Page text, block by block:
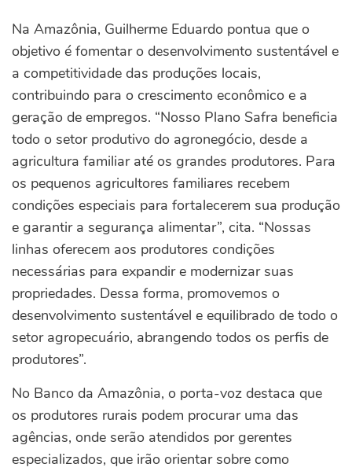
Na Amazônia, Guilherme Eduardo pontua que o
objetivo é fomentar o desenvolvimento sustentável e
a competitividade das produções locais,
contribuindo para o crescimento econômico e a
geração de empregos. “Nosso Plano Safra beneficia
todo o setor produtivo do agronegócio, desde a
agricultura familiar até os grandes produtores. Para
os pequenos agricultores familiares recebem
condições especiais para fortalecerem sua produção
e garantir a segurança alimentar”, cita. “Nossas
linhas oferecem aos produtores condições
necessárias para expandir e modernizar suas
propriedades. Dessa forma, promovemos o
desenvolvimento sustentável e equilibrado de todo o
setor agropecuário, abrangendo todos os perfis de
produtores”.
No Banco da Amazônia, o porta-voz destaca que
os produtores rurais podem procurar uma das
agências, onde serão atendidos por gerentes
especializados, que irão orientar sobre como